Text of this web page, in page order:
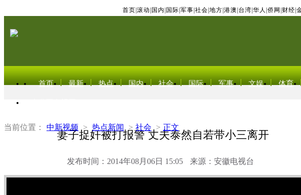
首页 滚动 国内 国际 军事 社会 地方 港澳 台湾 华人 侨网 财经
首页 最新 热点 国内 社会 国际 军事 文娱 体育
当前位置： 中新视频 > 热点新闻 > 社会 > 正文
妻子捉奸被打报警 丈夫泰然自若带小三离开
发布时间：2014年08月06日 15:05 来源：安徽电视台